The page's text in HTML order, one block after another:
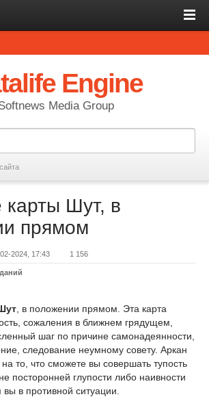
Engine
Media Group
карты Шут, в
прямом
2024, 17:43 1 156
, в положении прямом. Эта карта
сожаления в ближнем грядущем,
шаг по причине самонадеянности,
следование неумному совету. Аркан
то, что сможете вы совершать тупость
посторонней глупости либо наивности
в противной ситуации.